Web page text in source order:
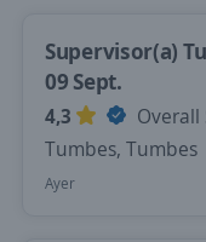
Supervisor(a)
09 Sept.
4,3
Overall
Tumbes, Tumbes
Ayer